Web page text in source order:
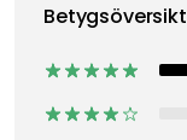
Betygsöversikt